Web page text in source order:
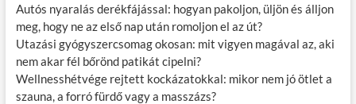
Autós nyaralás derékfájással: hogyan pakoljon, üljön és álljon
meg, hogy ne az első nap után romoljon el az út?
Utazási gyógyszercsomag okosan: mit vigyen magával az, aki
nem akar fél bőrönd patikát cipelni?
Wellnesshétvége rejtett kockázatokkal: mikor nem jó ötlet a
szauna, a forró fürdő vagy a masszázs?